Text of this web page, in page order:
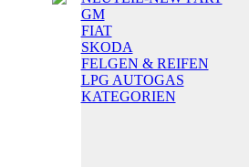
GM
FIAT
SKODA
FELGEN & REIFEN
LPG AUTOGAS
KATEGORIEN